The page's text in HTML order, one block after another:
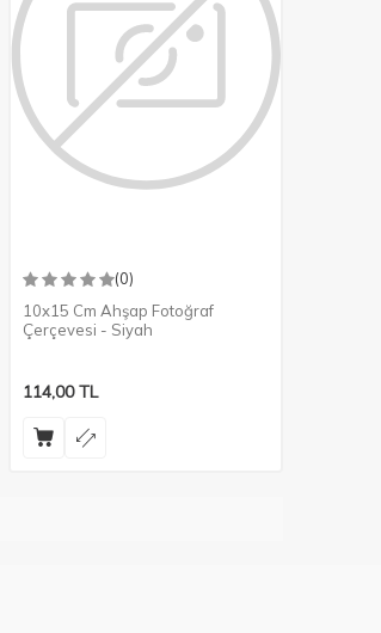
(0)
10x15 Cm Ahşap Fotoğraf
Çerçevesi - Siyah
114,00TL